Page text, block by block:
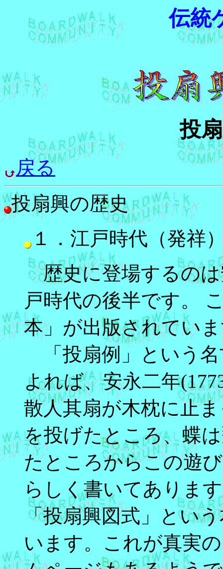
伝統
投
戻る
投扇興の歴史
１．江戸時代（発祥
歴史に登場するのは
戸時代の後半です。
本」が出版されてい
「投扇例」という
よれば、安永二年
散人其扇が木枕に止
を投げたところ、蝶
たところからこの遊
らしく書いてありま
「投扇興図式」とい
います。これが真実